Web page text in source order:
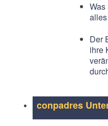
Der
ihre
conpadres